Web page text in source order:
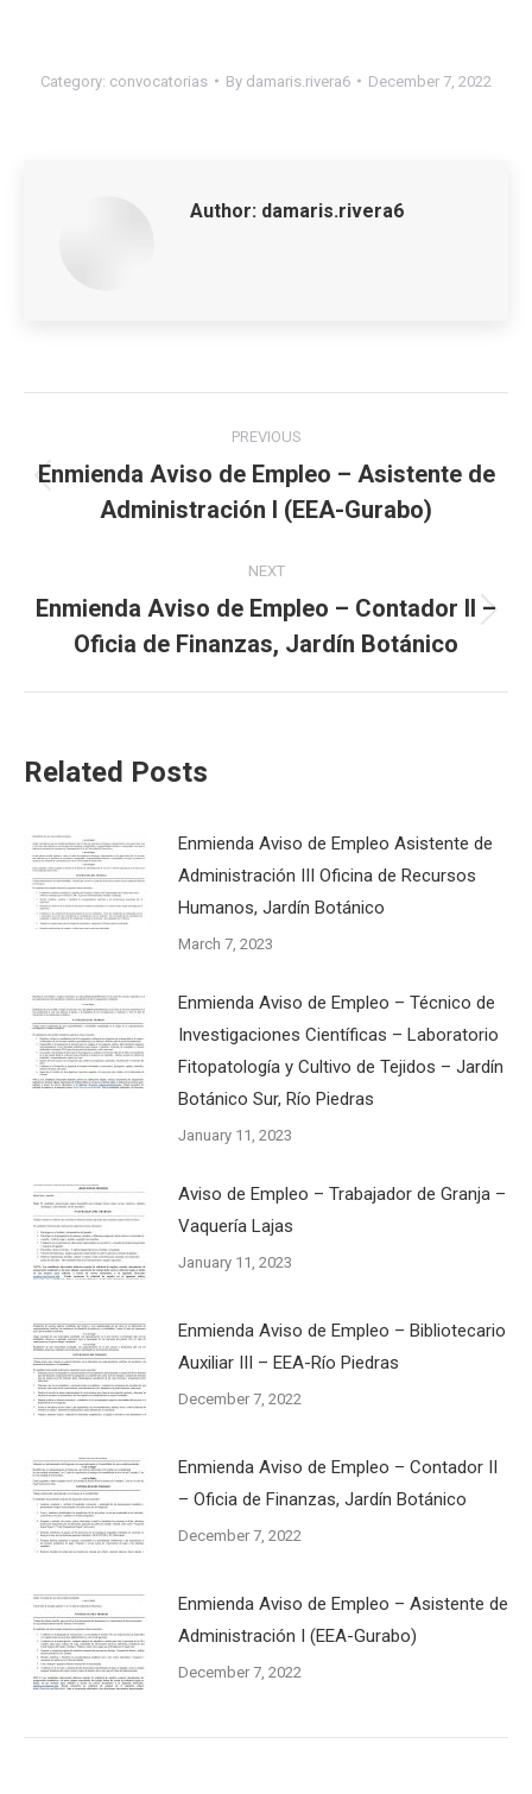
Category: convocatorias By damaris.rivera6 December 7, 2022
Author: damaris.rivera6
navigation
PREVIOUS
Previous
post:
Enmienda Aviso de Empleo – Asistente de
Administración I (EEA-Gurabo)
NEXT
Next
post:
Enmienda Aviso de Empleo – Contador II –
Oficia de Finanzas, Jardín Botánico
Related Posts
Enmienda Aviso de Empleo Asistente de
Administración III Oficina de Recursos
Humanos, Jardín Botánico
March 7, 2023
Enmienda Aviso de Empleo – Técnico de
Investigaciones Científicas – Laboratorio
Fitopatología y Cultivo de Tejidos – Jardín
Botánico Sur, Río Piedras
January 11, 2023
Aviso de Empleo – Trabajador de Granja –
Vaquería Lajas
January 11, 2023
Enmienda Aviso de Empleo – Bibliotecario
Auxiliar III – EEA-Río Piedras
December 7, 2022
Enmienda Aviso de Empleo – Contador II
– Oficia de Finanzas, Jardín Botánico
December 7, 2022
Enmienda Aviso de Empleo – Asistente de
Administración I (EEA-Gurabo)
December 7, 2022